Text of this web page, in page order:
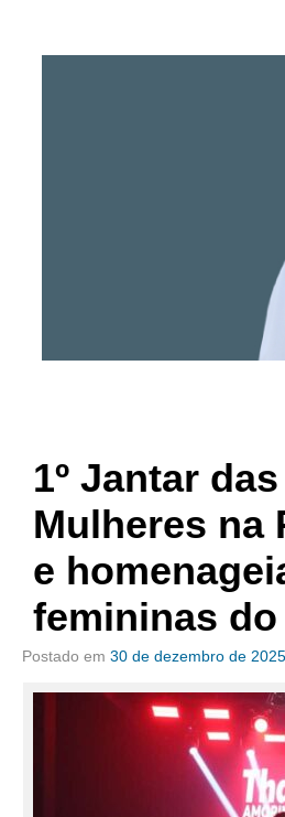
1º Jantar
Mulheres na
e
femininas
Postado em 30 de dezembro de 2025